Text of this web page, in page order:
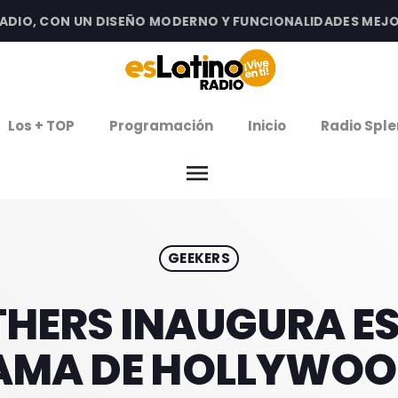
CON UN DISEÑO MODERNO Y FUNCIONALIDADES
Los + TOP Programación Inicio Radio
menu
GEEKERS
INAUGURA
DE